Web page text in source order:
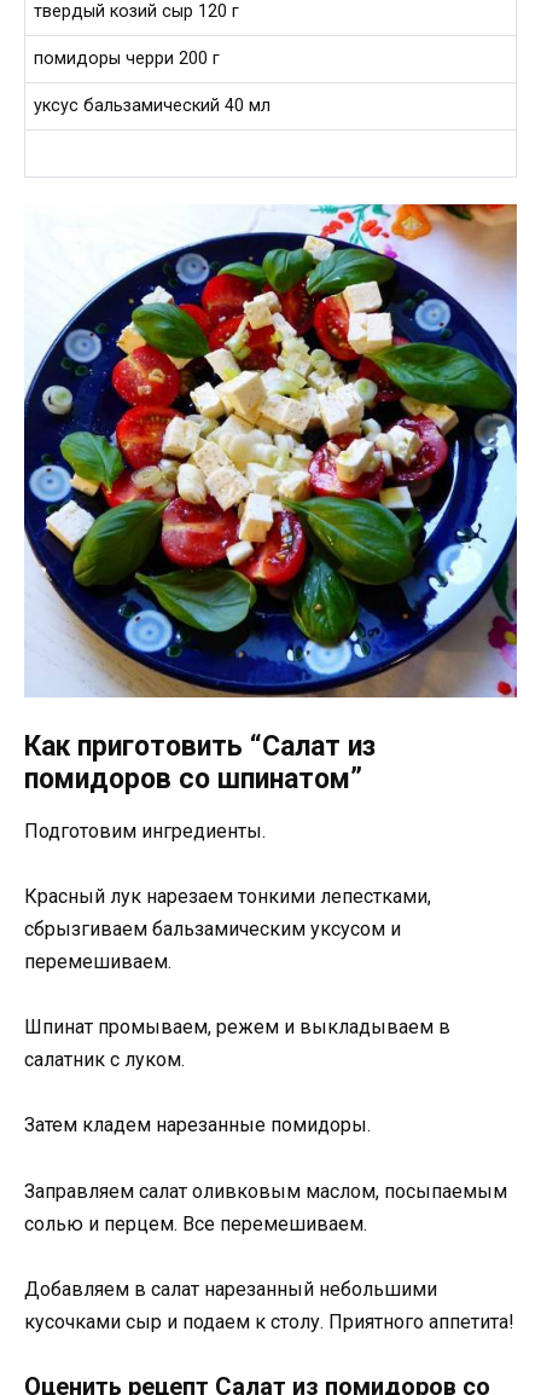
твердый козий сыр 120 г
помидоры черри 200 г
уксус бальзамический 40 мл
Как приготовить “Салат из
помидоров со шпинатом”
Подготовим ингредиенты.
Красный лук нарезаем тонкими лепестками,
сбрызгиваем бальзамическим уксусом и
перемешиваем.
Шпинат промываем, режем и выкладываем в
салатник с луком.
Затем кладем нарезанные помидоры.
Заправляем салат оливковым маслом, посыпаемым
солью и перцем. Все перемешиваем.
Добавляем в салат нарезанный небольшими
кусочками сыр и подаем к столу. Приятного аппетита!
Оценить рецепт Салат из помидоров со